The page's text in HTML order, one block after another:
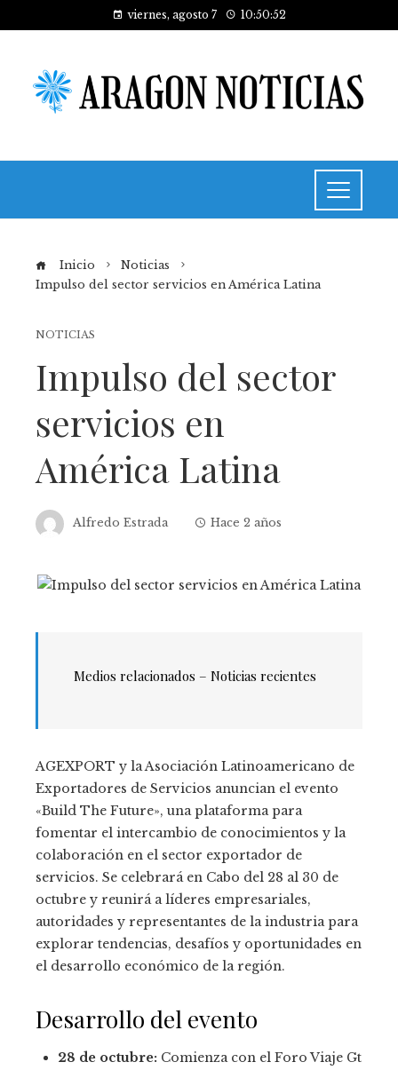
viernes, agosto 7 10:50:52
Inicio
Noticias
Impulso del sector servicios en América Latina
NOTICIAS
Impulso del sector
servicios en
América Latina
Alfredo Estrada Hace 2 años
Medios relacionados – Noticias recientes
AGEXPORT y la Asociación Latinoamericano de
Exportadores de Servicios anuncian el evento
«Build The Future», una plataforma para
fomentar el intercambio de conocimientos y la
colaboración en el sector exportador de
servicios. Se celebrará en Cabo del 28 al 30 de
octubre y reunirá a líderes empresariales,
autoridades y representantes de la industria para
explorar tendencias, desafíos y oportunidades en
el desarrollo económico de la región.
Desarrollo del evento
28 de octubre: Comienza con el Foro Viaje Gt